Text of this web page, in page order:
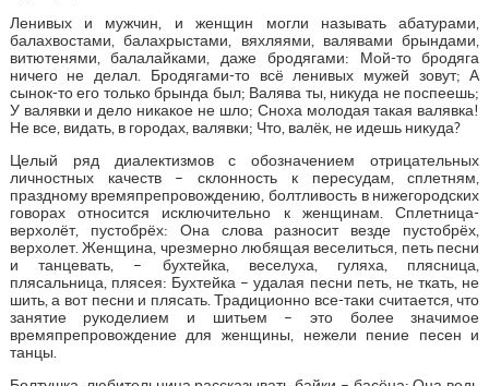
Ленивых и мужчин, и женщин могли называть абатурами,
балахвостами, балахрыстами, вяхляями, валявами брындами,
витютенями, балалайками, даже бродягами: Мой-то бродяга
ничего не делал. Бродягами-то всё ленивых мужей зовут; А
сынок-то его только брында был; Валява ты, никуда не поспеешь;
У валявки и дело никакое не шло; Сноха молодая такая валявка!
Не все, видать, в городах, валявки; Что, валёк, не идешь никуда?
Целый ряд диалектизмов с обозначением отрицательных
личностных качеств – склонность к пересудам, сплетням,
праздному времяпрепровождению, болтливость в нижегородских
говорах относится исключительно к женщинам. Сплетница-
верхолёт, пустобрёх: Она слова разносит везде пустобрёх,
верхолет. Женщина, чрезмерно любящая веселиться, петь песни
и танцевать, – бухтейка, веселуха, гуляха, плясница,
плясальница, плясея: Бухтейка – удалая песни петь, не ткать, не
шить, а вот песни и плясать. Традиционно все-таки считается, что
занятие рукоделием и шитьем – это более значимое
времяпрепровождение для женщины, нежели пение песен и
танцы.